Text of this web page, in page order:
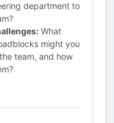
department to
What
might you
team, and how